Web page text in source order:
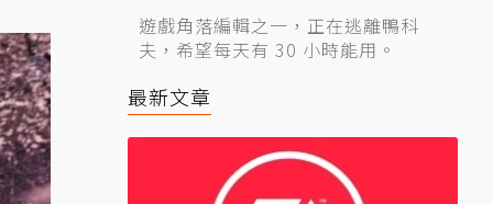
遊戲角落編輯之一，正在逃離鴨科
夫，希望每天有 30 小時能用。
最新文章